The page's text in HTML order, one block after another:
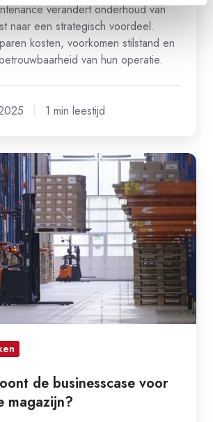
verandert onderhoud van
naar een strategisch voordeel.
kosten, voorkomen stilstand en
van hun operatie.
1 min leestijd
de businesscase voor
magazijn?